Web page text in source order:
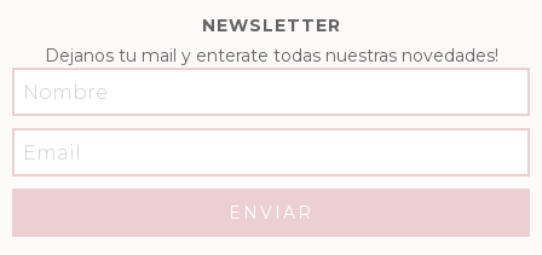
NEWSLETTER
Dejanos tu mail y enterate todas nuestras novedades!